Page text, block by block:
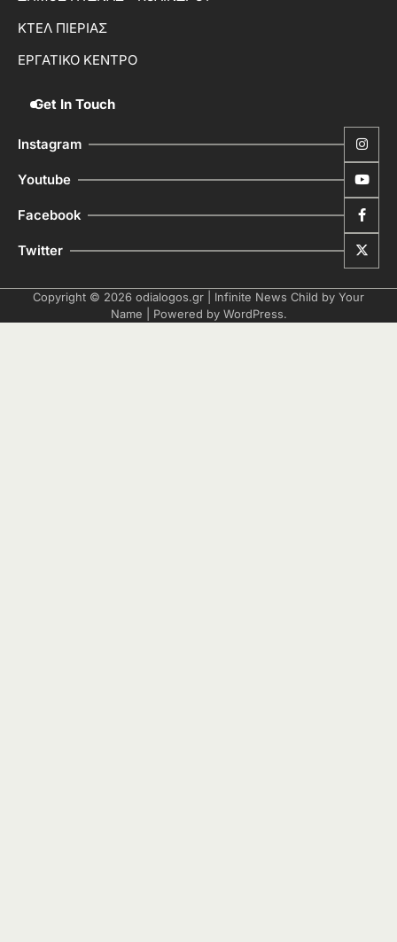
ΚΤΕΛ ΠΙΕΡΙΑΣ
ΕΡΓΑΤΙΚΟ ΚΕΝΤΡΟ
Get In Touch
Instagram
Youtube
Facebook
Twitter
Copyright © 2026 odialogos.gr | Infinite News Child by Your
Name | Powered by WordPress.